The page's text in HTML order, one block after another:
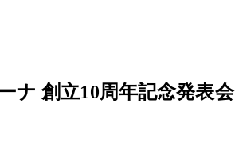
ナ 創立10周年記念発表会